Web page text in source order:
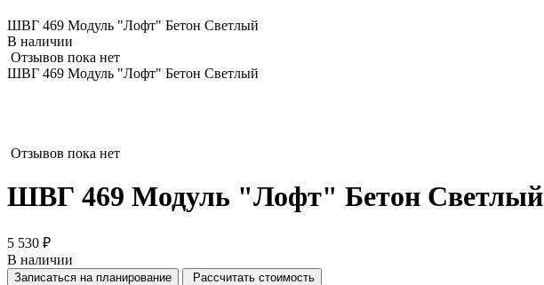
ШВГ 469 Модуль "Лофт" Бетон Светлый
В наличии
Отзывов пока нет
ШВГ 469 Модуль "Лофт" Бетон Светлый
Отзывов пока нет
ШВГ 469 Модуль "Лофт" Бетон Светлый
5 530 ₽
В наличии
Записаться на планирование Рассчитать стоимость